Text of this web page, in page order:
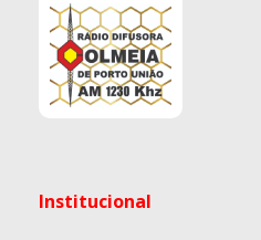
Institucional